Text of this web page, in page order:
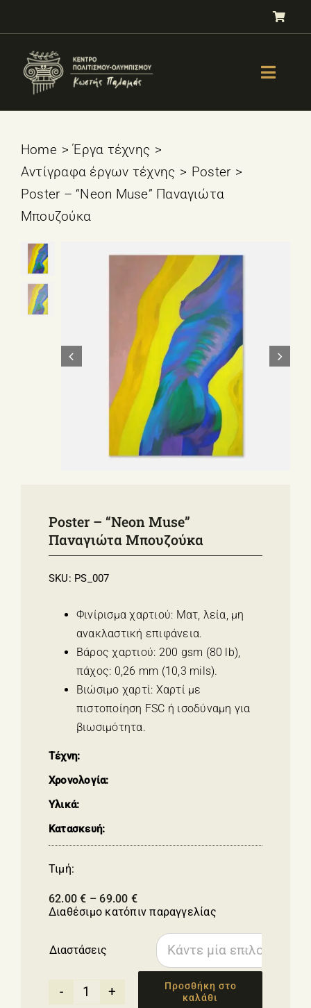
Toggle
ΟΛΥΜΠΙΣΜΟΣ
ΤΕΣΤ ΕΠΙΛΟΓΗΣ ΑΘΛΗΜΑΤΟΣ
ΒΙΒΛΙΑ
E-SHOP – Πωλητήριο
ΕΚΔΗΛΩΣΕΙΣ
ΣΧΕΤΙΚΑ ΜΕ ΕΜΑΣ
Home
Έργα τέχνης
Αντίγραφα έργων τέχνης
Poster
Poster – “Neon Muse” Παναγιώτα
Μπουζούκα
Poster – “Neon Muse”
Παναγιώτα Μπουζούκα
SKU: PS_007
Φινίρισμα χαρτιού: Ματ, λεία, μη
ανακλαστική επιφάνεια.
Βάρος χαρτιού: 200 gsm (80 lb),
πάχος: 0,26 mm (10,3 mils).
Βιώσιμο χαρτί: Χαρτί με
πιστοποίηση FSC ή ισοδύναμη για
βιωσιμότητα.
Τέχνη:
Χρονολογία:
Υλικά:
Κατασκευή:
Τιμή:
62.00€ – 69.00 €Price
range:
through
69.00 €
Διαθέσιμο κατόπιν παραγγελίας
Διαστάσεις 
Poster
Προσθήκη στο
καλάθι